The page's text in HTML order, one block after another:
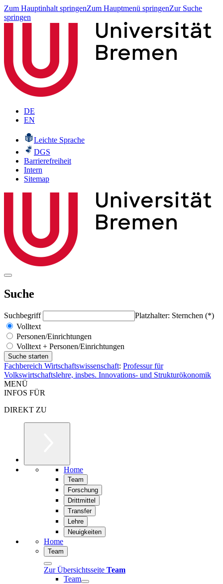
Zum Hauptinhalt springenZum Hauptmenü springenZur Suche
springen
DE
EN
Leichte Sprache
DGS
Barrierefreiheit
Intern
Sitemap
Suche
Suchbegriff
Platzhalter: Sternchen (*)
Volltext
Personen/Einrichtungen
Volltext + Personen/Einrichtungen
Fachbereich Wirtschaftswissenschaft: Professur für
Volkswirtschaftslehre, insbes. Innovations- und Strukturökonomik
MENÜ
INFOS FÜR
DIREKT ZU
Home
Team
Forschung
Drittmittel
Transfer
Lehre
Neuigkeiten
Home
Team
Zur Übersichtsseite Team
Team